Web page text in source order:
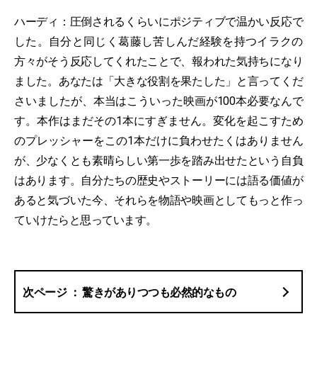
ハーディ：圧倒されるくらいにポジティブで温かい反応で
した。自分と同じく葛藤し苦しんだ経験を持つイラクの
方々がそう反応してくれたことで、報われた気持ちになり
ました。あなたは「大きな役割を果たした」と言ってくだ
さいましたが、本当はこういった映画が100本必要なんで
す。本作はまだその1本にすぎません。変化を起こすため
のプレッシャーをこの1本だけに負わせたくはありません
が、少なくとも素晴らしい第一歩を踏み出せたという自負
はあります。自分たちの歴史やストーリーには語る価値が
あると気づいた今、それらを物語や映画としてもっと作っ
ていけたらと思っています。
驚きがありつつも必然的なもの